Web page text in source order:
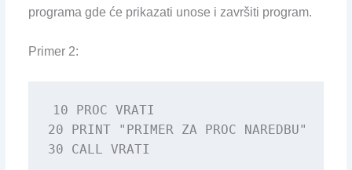
programa gde će prikazati unose i završiti program.
Primer 2:
10 PROC VRATI
20 PRINT "PRIMER ZA PROC NAREDBU"
30 CALL VRATI